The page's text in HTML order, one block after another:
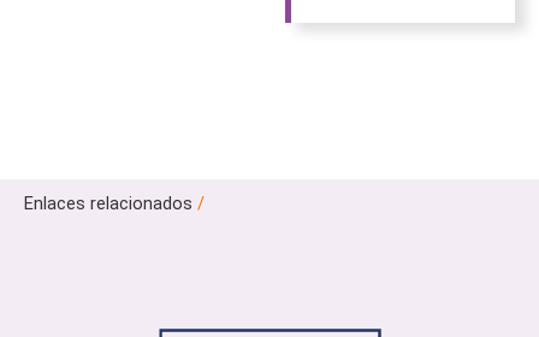
Enlaces relacionados /